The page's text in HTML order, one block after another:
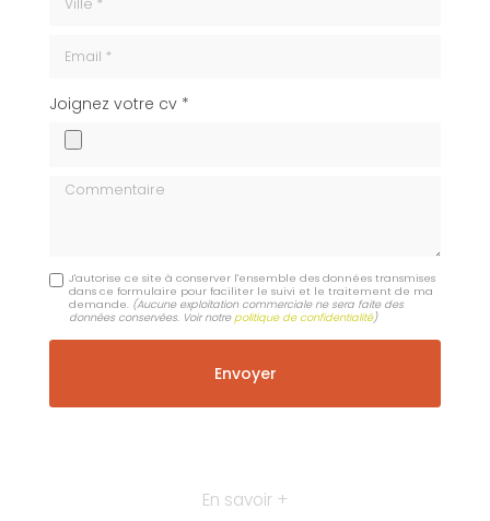
cv
Joignez votre cv *
Commentaire
J'autorise ce site à conserver l'ensemble des données transmises
dans ce formulaire pour faciliter le suivi et le traitement de ma
demande. (Aucune exploitation commerciale ne sera faite des
données conservées. Voir notrepolitique de confidentialité)
En savoir +